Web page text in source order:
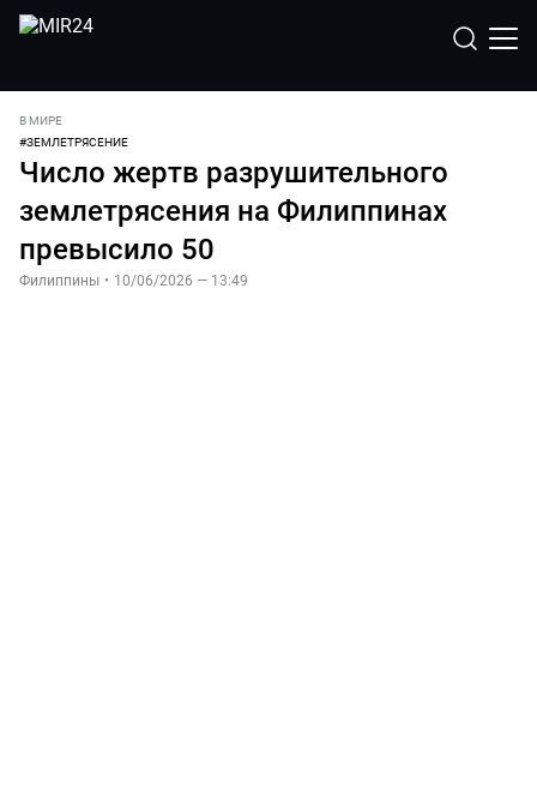
В МИРЕ
#ЗЕМЛЕТРЯСЕНИЕ
Число жертв разрушительного
землетрясения на Филиппинах
превысило 50
Филиппины • 10/06/2026 — 13:49